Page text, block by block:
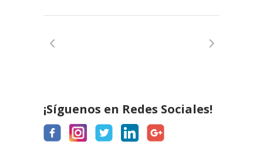
¡Síguenos en Redes Sociales!